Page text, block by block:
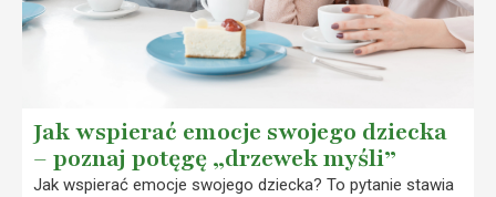
Jak wspierać emocje swojego dziecka
– poznaj potęgę „drzewek myśli”
Jak wspierać emocje swojego dziecka? To pytanie stawia